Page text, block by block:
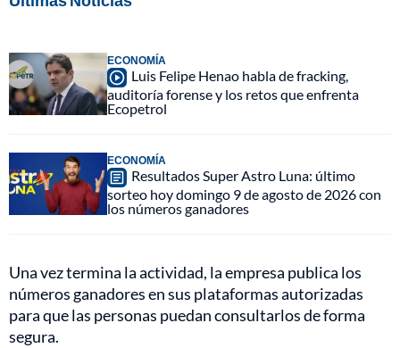
ECONOMÍA
Luis Felipe Henao habla de fracking,
auditoría forense y los retos que enfrenta
Ecopetrol
ECONOMÍA
Resultados Super Astro Luna: último
sorteo hoy domingo 9 de agosto de 2026 con
los números ganadores
Una vez termina la actividad, la empresa publica los
números ganadores en sus plataformas autorizadas
para que las personas puedan consultarlos de forma
segura.